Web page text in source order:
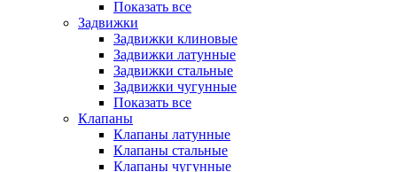
Показать все
Задвижки
Задвижки клиновые
Задвижки латунные
Задвижки стальные
Задвижки чугунные
Показать все
Клапаны
Клапаны латунные
Клапаны стальные
Клапаны чугунные